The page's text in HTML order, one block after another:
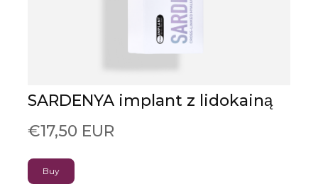
SARDENYA implant z lidokainą
€17,50 EUR
Buy